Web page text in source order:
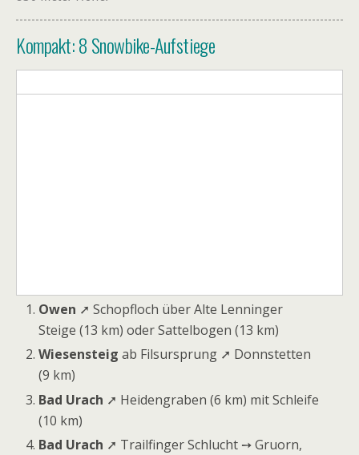
Kompakt: 8 Snowbike-Aufstiege
Owen ➚ Schopfloch über Alte Lenninger
Steige (13 km) oder Sattelbogen (13 km)
Wiesensteig ab Filsursprung ➚ Donnstetten
(9 km)
Bad Urach ➚ Heidengraben (6 km) mit Schleife
(10 km)
Bad Urach ➚ Trailfinger Schlucht ➙ Gruorn,